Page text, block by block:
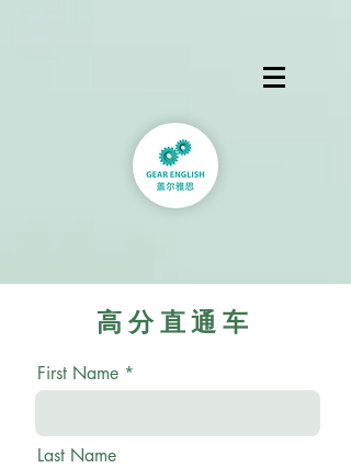
高分直通车
First Name
Last Name